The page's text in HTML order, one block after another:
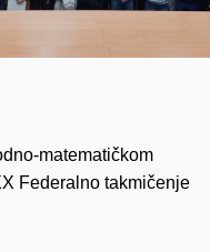
matematičkom
Federalno takmičenje